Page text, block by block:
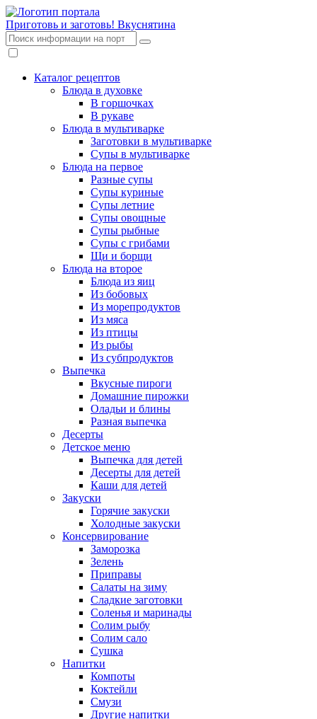
Приготовь и заготовь! Вкуснятина
Каталог рецептов
Блюда в духовке
В горшочках
В рукаве
Блюда в мультиварке
Заготовки в мультиварке
Супы в мультиварке
Блюда на первое
Разные супы
Супы куриные
Супы летние
Супы овощные
Супы рыбные
Супы с грибами
Щи и борщи
Блюда на второе
Блюда из яиц
Из бобовых
Из морепродуктов
Из мяса
Из птицы
Из рыбы
Из субпродуктов
Выпечка
Вкусные пироги
Домашние пирожки
Оладьи и блины
Разная выпечка
Десерты
Детское меню
Выпечка для детей
Десерты для детей
Каши для детей
Закуски
Горячие закуски
Холодные закуски
Консервирование
Заморозка
Зелень
Приправы
Салаты на зиму
Сладкие заготовки
Соленья и маринады
Солим рыбу
Солим сало
Сушка
Напитки
Компоты
Коктейли
Смузи
Другие напитки